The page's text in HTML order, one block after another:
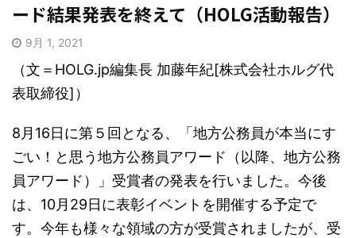
ード結果発表を終えて（HOLG活動報告）
9月 1, 2021
（文＝HOLG.jp編集長 加藤年紀[株式会社ホルグ代
表取締役]）
8月16日に第５回となる、「地方公務員が本当にす
ごい！と思う地方公務員アワード（以降、地方公務
員アワード）」受賞者の発表を行いました。今後
は、10月29日に表彰イベントを開催する予定で
す。今年も様々な領域の方が受賞されましたが、受